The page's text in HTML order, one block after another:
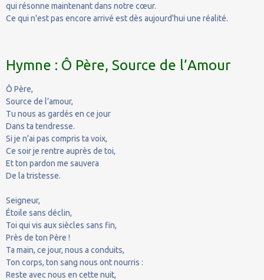
qui résonne maintenant dans notre cœur.
Ce qui n'est pas encore arrivé est dès aujourd'hui une réalité.
Hymne : Ô Père, Source de l’Amour
Ô Père,
Source de l’amour,
Tu nous as gardés en ce jour
Dans ta tendresse.
Si je n’ai pas compris ta voix,
Ce soir je rentre auprès de toi,
Et ton pardon me sauvera
De la tristesse.
Seigneur,
Étoile sans déclin,
Toi qui vis aux siècles sans fin,
Près de ton Père !
Ta main, ce jour, nous a conduits,
Ton corps, ton sang nous ont nourris :
Reste avec nous en cette nuit,